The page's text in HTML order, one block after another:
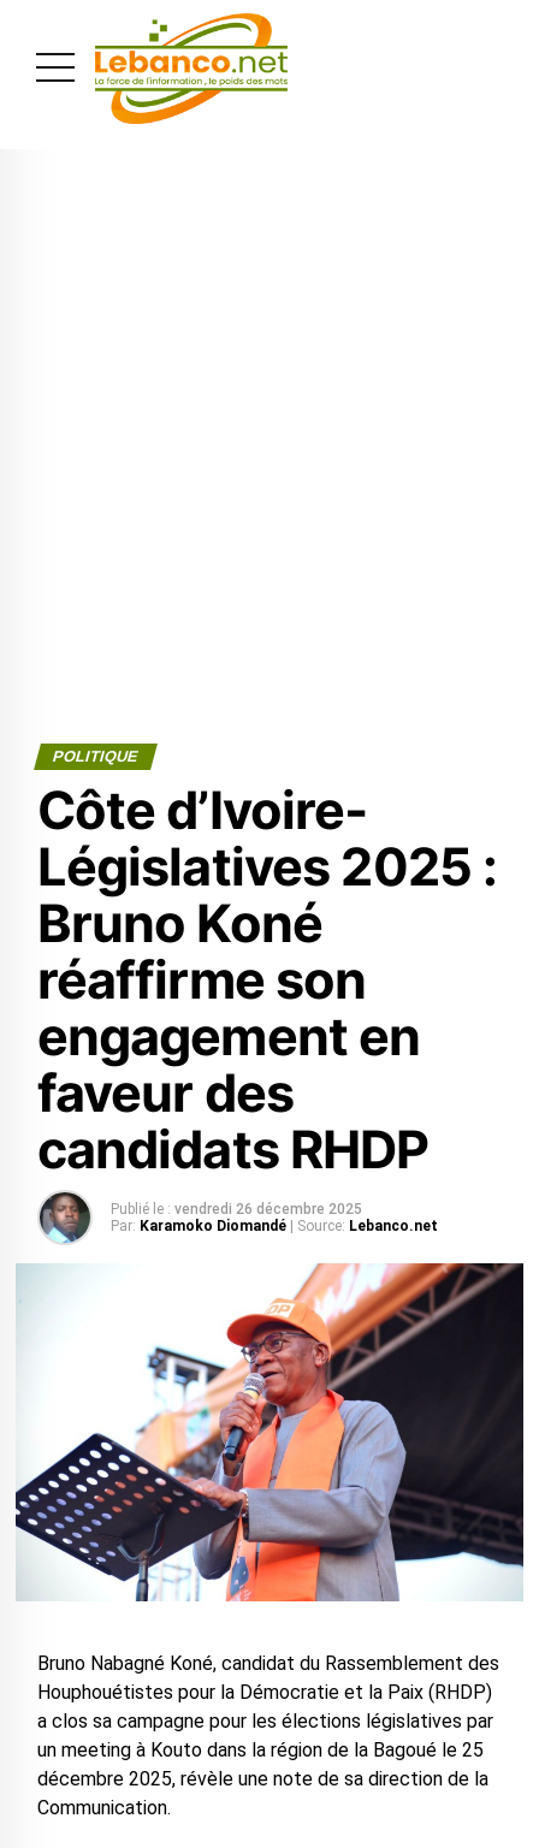
POLITIQUE
Côte d’Ivoire-
Législatives 2025 :
Bruno Koné
réaffirme son
engagement en
faveur des
candidats RHDP
Publié le : vendredi 26 décembre 2025
Par: Karamoko Diomandé | Source: Lebanco.net
Bruno Nabagné Koné, candidat du Rassemblement des
Houphouétistes pour la Démocratie et la Paix (RHDP)
a clos sa campagne pour les élections législatives par
un meeting à Kouto dans la région de la Bagoué le 25
décembre 2025, révèle une note de sa direction de la
Communication.